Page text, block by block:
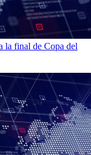
la final de Copa del